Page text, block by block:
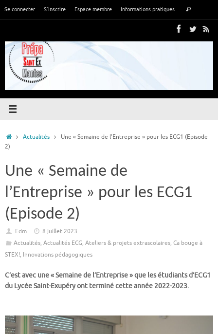
Se connecter S’inscrire Espace membre Informations pratiques
:
Rechercher
Accueil
Actualités
Une « Semaine de l’Entreprise » pour les ECG1 (Episode
2)
Une « Semaine de
l’Entreprise » pour les ECG1
(Episode 2)
Edm
8 juillet 2023
Actualités, Actualités ECG, Ateliers & projets extrascolaires, Ca bouge à
STEX!, Innovations pédagogiques
C’est avec une « Semaine de l’Entreprise » que les étudiants d’ECG1
du Lycée Saint-Exupéry ont terminé cette année 2022-2023.